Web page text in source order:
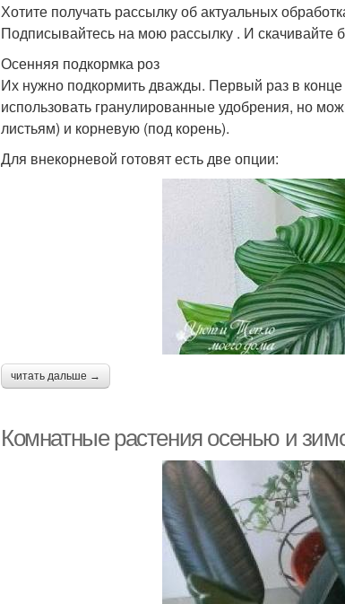
Хотите получать рассылку об актуальных
Подписывайтесь на мою рассылку . И скачивайте
Осенняя подкормка роз
Их нужно подкормить дважды. Первый раз в
использовать гранулированные удобрения, но
листьям) и корневую (под корень).
Для внекорневой готовят есть две опции:
читать дальше →
Комнатные растения осенью и